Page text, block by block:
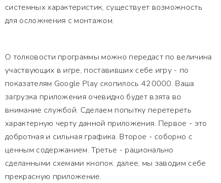
системных характеристик, существует возможность
для осложнения с монтажом.
О толковости программы можно передаст по величина
участвующих в игре, поставивших себе игру - по
показателям Google Play скопилось 420000. Ваша
загрузка приложения очевидно будет взята во
внимание службой. Сделаем попытку перетереть
характерную черту данной приложения. Первое - это
добротная и сильная графика. Второе - соборно с
ценным содержанием. Третье - рационально
сделанными схемами кнопок. далее, мы заводим себе
прекрасную приложение.